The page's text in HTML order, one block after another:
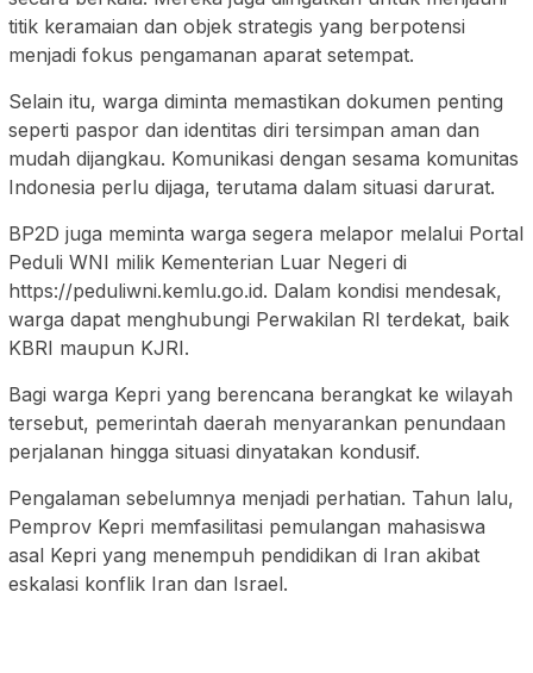
titik keramaian dan objek strategis yang berpotensi
menjadi fokus pengamanan aparat setempat.
Selain itu, warga diminta memastikan dokumen penting
seperti paspor dan identitas diri tersimpan aman dan
mudah dijangkau. Komunikasi dengan sesama komunitas
Indonesia perlu dijaga, terutama dalam situasi darurat.
BP2D juga meminta warga segera melapor melalui Portal
Peduli WNI milik Kementerian Luar Negeri di
https://peduliwni.kemlu.go.id. Dalam kondisi mendesak,
warga dapat menghubungi Perwakilan RI terdekat, baik
KBRI maupun KJRI.
Bagi warga Kepri yang berencana berangkat ke wilayah
tersebut, pemerintah daerah menyarankan penundaan
perjalanan hingga situasi dinyatakan kondusif.
Pengalaman sebelumnya menjadi perhatian. Tahun lalu,
Pemprov Kepri memfasilitasi pemulangan mahasiswa
asal Kepri yang menempuh pendidikan di Iran akibat
eskalasi konflik Iran dan Israel.